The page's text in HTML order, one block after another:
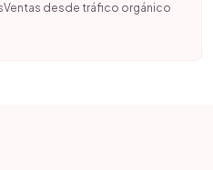
Ventas desde tráfico orgánico